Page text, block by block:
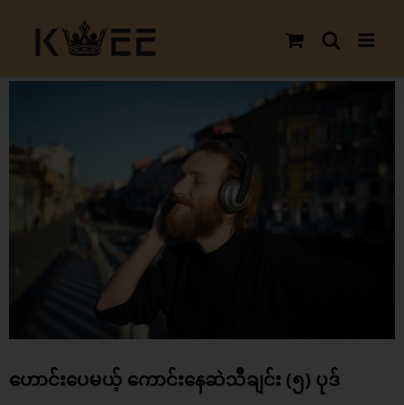
content
ဟောင်းပေမယ့် ကောင်းနေဆဲသီချင်း (၅) ပုဒ်